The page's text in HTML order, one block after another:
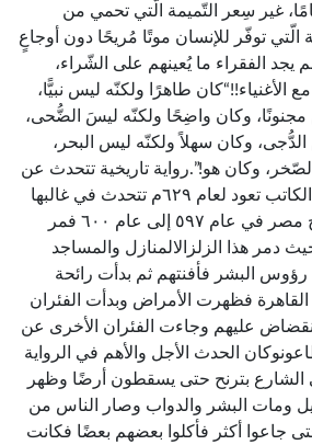
غير سِعر التّميمة الّتي تحمي من
الّتي توفّر للإنسان موتًا مُريحًا دون أوجاعٍ
يجد الفقراء ما يُعينهم على الشّراء،
الأغنياء!!“كان طاهرًا ولكنّه ليس نبيًّا،
وكان واضِحًا ولكنّه ليسَ الضُّحى،
وكان سهلاً ولكنّه ليس البحر،
وكان هو!”.رواية تاريخية تتحدث عن
المخطوطة حصل عليها الكاتب تعود لعام ٦٢٩م تتحدث في غالبها
عن الطاعون الذي اجتاح مصر في عام ٥٩٧ إلى عام ٦٠٠ فمر
دمر هذا الزلزالالمنازل والمساجد
البشر فأفنتهم ثم بدأت رائحة
القاهرة فظهرت الأمراض وبدأت الفئران
عليهم وجاءت الفئران الأخرى عن
الحدث الأجل والأهم في الرواية
بترنح حتى يسقطون أرضًا وظهر
ومات البشر والدواب وصار الناس من
جاعوا أكثر فأكلوا بعضهم بعضًا فكانت